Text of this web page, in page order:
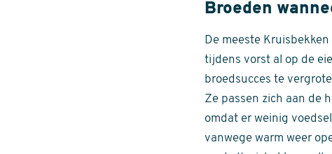
Broeden
De meeste
tijdens vorst al op de
broedsucces te
Ze passen zich aan de
omdat er weinig
vanwege warm weer